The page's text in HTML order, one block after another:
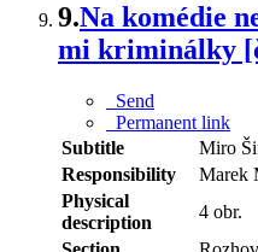
9.Na komédie
mi kriminálky
Send
Permanent link
Subtitle
Miro
Responsibility
Marek
Physical
description
4 obr.